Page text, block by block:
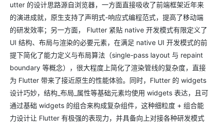
utter 的设计思路源自浏览器，一方面直接吸收了前端框架近年来
的演进成就，原生支持了声明式-响应式编程范式，提高了移动端
的研发效率；另一方面， Flutter 紧贴 native 开发模式有限定义了
UI 结构、布局与渲染的必要元素，在满足 native UI 开发模式的前
提下简化了能力定义与布局算法（single-pass layout 与 repaint
boundary 等概念），很大程度上简化了渲染管线的复杂度，直接
为 Flutter 带来了接近原生的性能体验。同时，Flutter 的 widgets
设计巧妙，结构_布局_属性等基础元素均使用 widgets 表达，且可
通过基础 widgets 的组合来构成复杂组件，这种细粒度 + 组合能
力设计让 Flutter 有极强的表现力，并具备向上对接各种研发模式